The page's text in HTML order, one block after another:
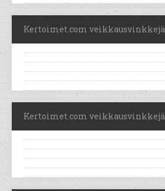
Kertoimet.com veikkausvinkkejä
Kertoimet.com veikkausvinkkejä